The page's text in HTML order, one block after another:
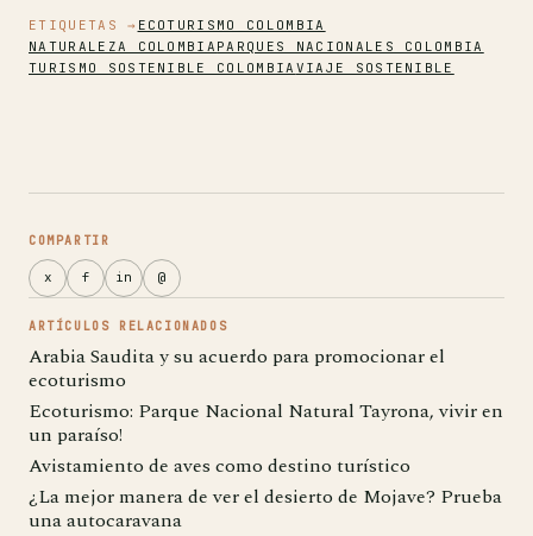
ETIQUETAS → ECOTURISMO COLOMBIA
NATURALEZA COLOMBIA PARQUES NACIONALES COLOMBIA
TURISMO SOSTENIBLE COLOMBIA VIAJE SOSTENIBLE
COMPARTIR
x f in @
ARTÍCULOS RELACIONADOS
Arabia Saudita y su acuerdo para promocionar el
ecoturismo
Ecoturismo: Parque Nacional Natural Tayrona, vivir en
un paraíso!
Avistamiento de aves como destino turístico
¿La mejor manera de ver el desierto de Mojave? Prueba
una autocaravana